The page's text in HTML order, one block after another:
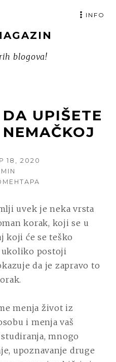
blogova!
INFO
UPIŠETE
18, 2020
DA
UPIŠETE
STUDIJE
NEMAČKOJ
uvek je neka vrsta
korak, koji se u
koji će se teško
ukoliko postoji
da je zapravo to
menja život iz
i menja vaš
mnogo
upoznavanje druge